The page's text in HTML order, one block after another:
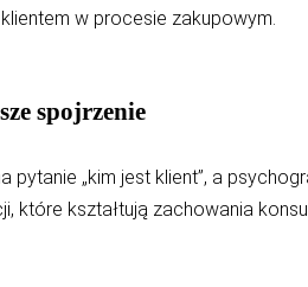
w procesie zakupowym.
spojrzenie
„kim jest klient”, a
które kształtują zachowania